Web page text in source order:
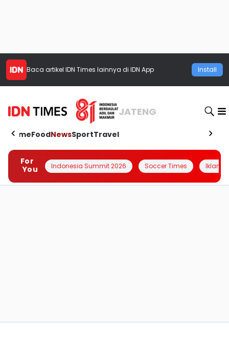
Baca artikel IDN Times lainnya di IDN App Install
JATENG
HomeFoodNewsSportTravel
For
You
Indonesia Summit 2026 Soccer Times Iklanin